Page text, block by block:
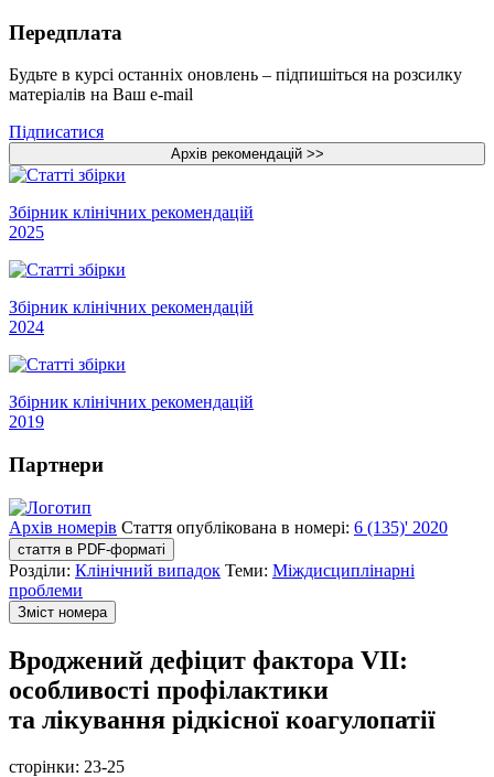
Передплата
Будьте в курсі останніх оновлень – підпишіться на розсилку
матеріалів на Ваш e-mail
Підписатися
Збірник клінічних рекомендацій
2025
Збірник клінічних рекомендацій
2024
Збірник клінічних рекомендацій
2019
Партнери
Архів номерів Стаття опублікована в номері: 6 (135)' 2020
стаття в PDF-форматі
Розділи: Клінічний випадок Теми: Міждисциплінарні
проблеми
Зміст номера
Вроджений дефіцит фактора VII:
особливості профілактики
та лікування рідкісної коагулопатії
сторінки: 23-25